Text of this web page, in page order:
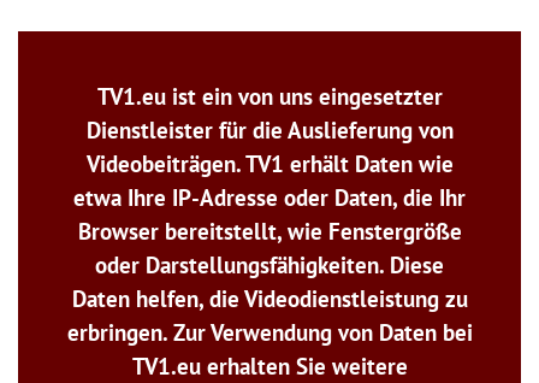
TV1.eu ist ein von uns eingesetzter
Dienstleister für die Auslieferung von
Videobeiträgen. TV1 erhält Daten wie
etwa Ihre IP-Adresse oder Daten, die Ihr
Browser bereitstellt, wie Fenstergröße
oder Darstellungsfähigkeiten. Diese
Daten helfen, die Videodienstleistung zu
erbringen. Zur Verwendung von Daten bei
TV1.eu erhalten Sie weitere